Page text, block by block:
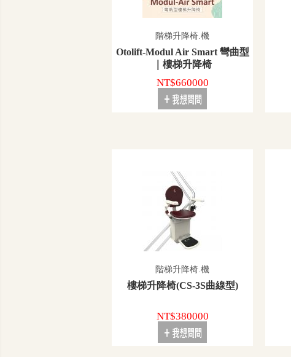
階梯升降椅.機
Otolift-Modul Air Smart 彎曲型
｜樓梯升降椅
NT$660000
階梯升降椅.機
樓梯升降椅(CS-3S曲線型)
NT$380000